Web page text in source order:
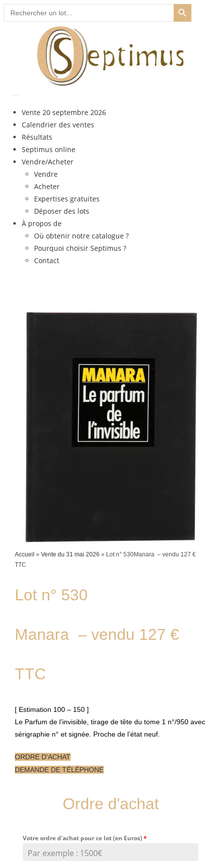
Skip
Search
for:
SEARCH BUTTON
Vente 20 septembre 2026
Calendrier des ventes
Résultats
Septimus online
Vendre/Acheter
Vendre
Acheter
Expertises gratuites
Déposer des lots
À propos de
Où obtenir notre catalogue ?
Pourquoi choisir Septimus ?
Contact
Accueil » Vente du 31 mai 2026 » Lot n° 530Manara – vendu 127 €
TTC
Lot n° 530
Manara – vendu 127 €
TTC
[ Estimation 100 – 150 ]
Le Parfum de l’invisible, tirage de tête du tome 1 n°/950 avec
sérigraphie n° et signée. Proche de l’état neuf.
ORDRE D'ACHAT
DEMANDE DE TÉLÉPHONE
Ordre d'achat
Votre ordre d'achat pour ce lot (en Euros)*